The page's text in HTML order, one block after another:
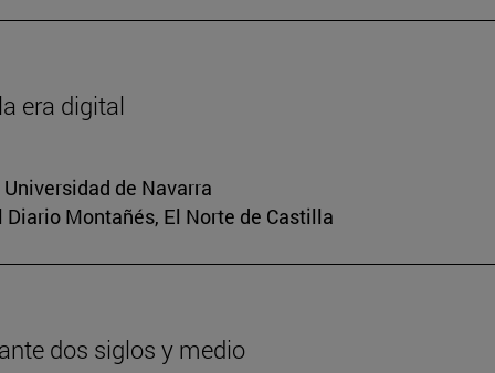
era digital
de Navarra
Diario Montañés, El Norte de Castilla
dos siglos y medio